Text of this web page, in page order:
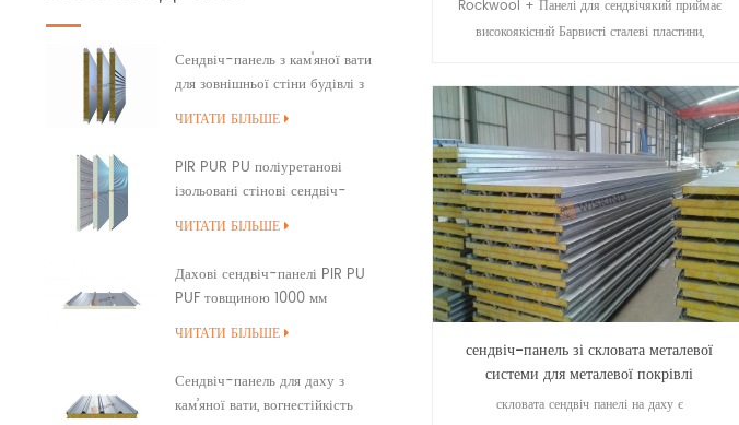
Сендвіч-панель з кам'яної вати
для зовнішньої стіни будівлі з
ущільненням країв ПУ
ЧИТАТИ БІЛЬШЕ
PIR PUR PU поліуретанові
ізольовані стінові сендвіч-
панелі
ЧИТАТИ БІЛЬШЕ
Дахові сендвіч-панелі PIR PU
PUF товщиною 1000 мм
внахлест
ЧИТАТИ БІЛЬШЕ
Сендвіч-панель для даху з
кам’яної вати, вогнестійкість
Rockwool + Панелі для сендвічякий приймає
високоякісний Барвисті сталеві пластини,
ядро матеріали. Теплоізоляція і вогнетривкий
продукт - це чудове будівництво Покриття.
сендвіч-панель зі скловата металевої
системи для металевої покрівлі
скловата сендвіч панелі на даху є